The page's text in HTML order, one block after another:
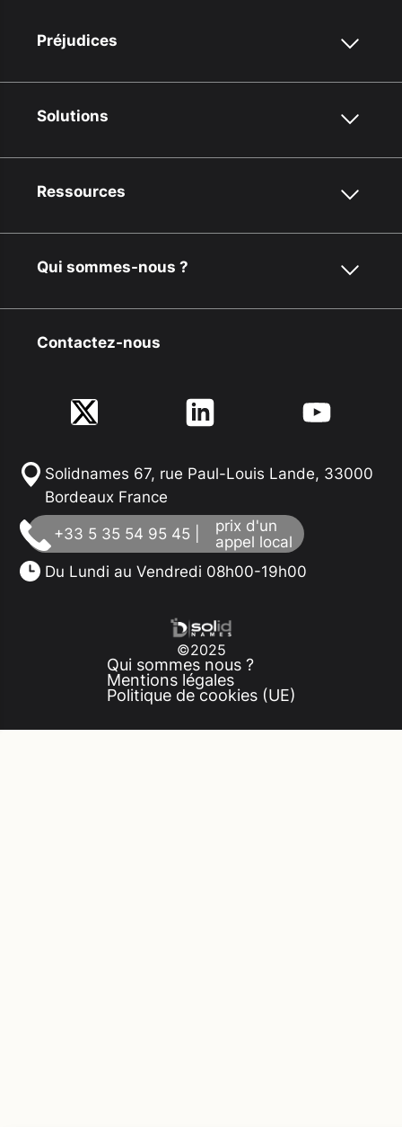
Préjudices
Solutions
Ressources
Qui sommes-nous ?
Contactez-nous
Solidnames 67, rue Paul-Louis Lande, 33000
Bordeaux France
+33 5 35 54 95 45 |
prix d'un
appel local
Du Lundi au Vendredi 08h00-19h00
©2025
Qui sommes nous ?
Mentions légales
Politique de cookies (UE)